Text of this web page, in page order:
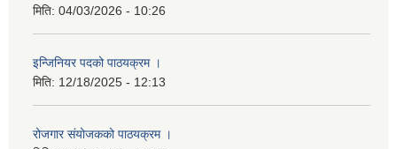
मिति: 04/03/2026 - 10:26
इन्जिनियर पदको पाठयक्रम ।
मिति: 12/18/2025 - 12:13
रोजगार संयोजकको पाठयक्रम ।